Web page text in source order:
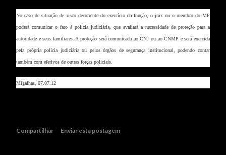
No caso de situação de risco decorrente do exercício da função, o juiz ou o membro do MP
poderá comunicar o fato à polícia judiciária, que avaliará a necessidade de proteção para a
autoridade e seus familiares. A proteção será comunicada ao CNJ ou ao CNMP e será exercida
pela própria polícia judiciária ou pelos órgãos de segurança institucional, podendo contar
também com efetivos de outras forças policiais.
Migalhas, 07.07.12
Compartilhar Enviar esta postagem